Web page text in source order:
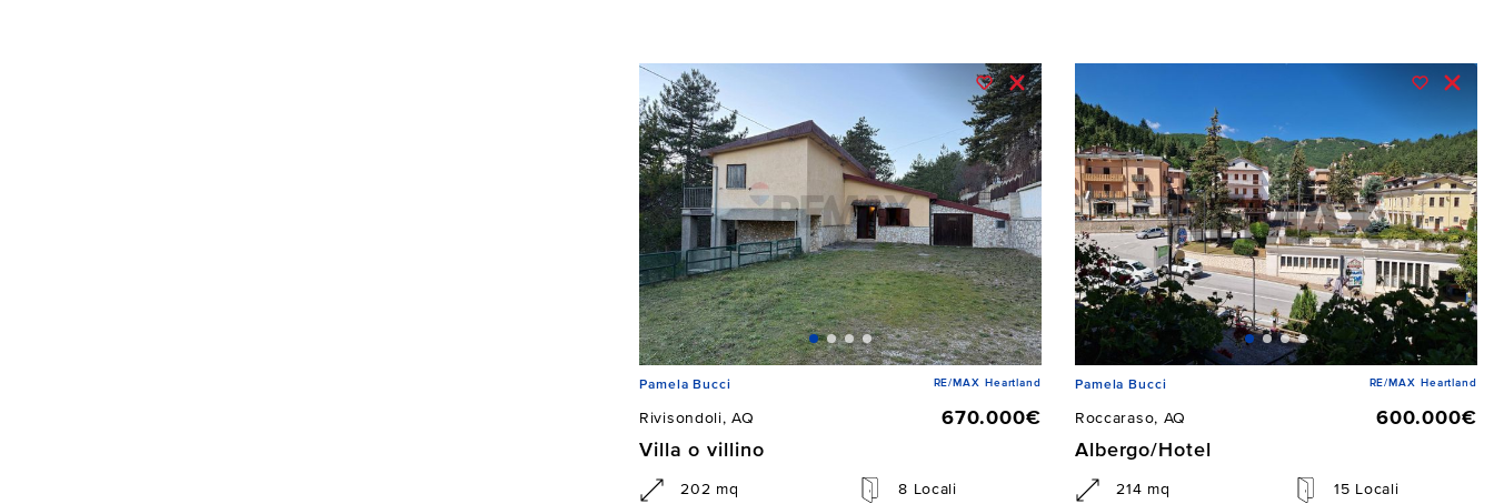
Pamela Bucci RE/MAX Heartland
Rivisondoli, AQ
670.000€
Villa o villino
202 mq 8 Locali
Pamela Bucci RE/MAX Heartland
Roccaraso, AQ
600.000€
Albergo/Hotel
214 mq 15 Locali